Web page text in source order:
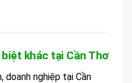
khác tại Cần Thơ
doanh nghiệp tại Cần